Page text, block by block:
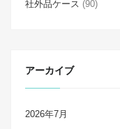
社外品ケース (90)
アーカイブ
2026年7月